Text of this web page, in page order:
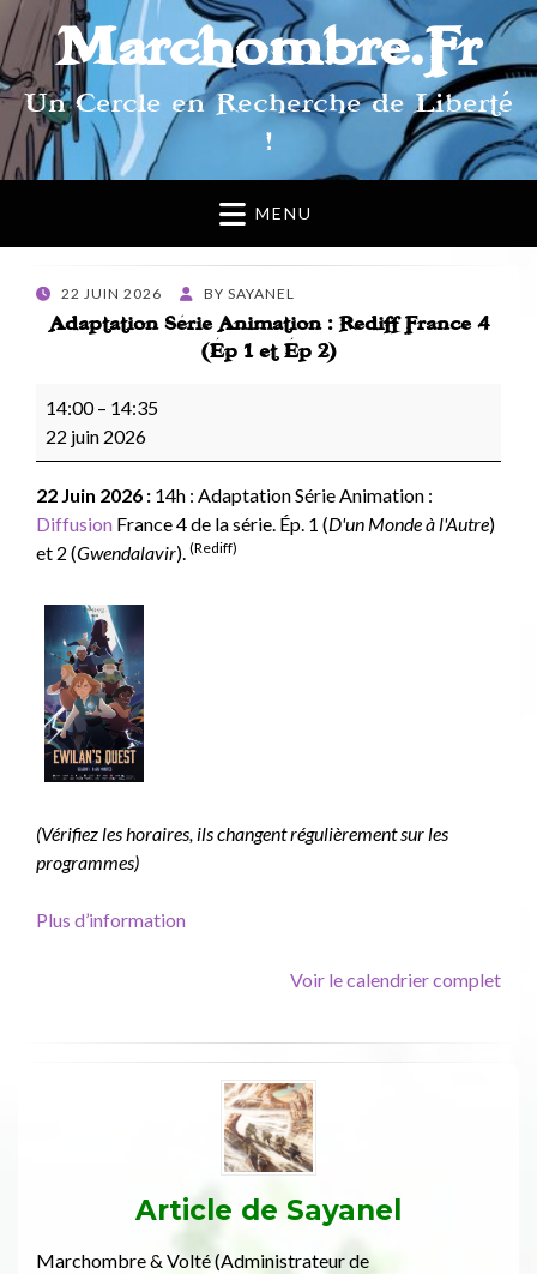
Marchombre.Fr
Un Cercle en Recherche de Liberté
!
MENU
POSTED
ON
22 JUIN 2026 BY SAYANEL
Adaptation Série Animation : Rediff France 4
(Ép 1 et Ép 2)
Adaptation
Série
Animation
France
1
et
Ép
2)
14:00 – 14:35
22 juin 2026
22 Juin 2026 : 14h : Adaptation Série Animation :
Diffusion France 4 de la série. Ép. 1 (D'un Monde à l'Autre)
et 2 (Gwendalavir). (Rediff)
(Vérifiez les horaires, ils changent régulièrement sur les
programmes)
Plus d’information
Voir le calendrier complet
Article de Sayanel
Marchombre & Volté (Administrateur de